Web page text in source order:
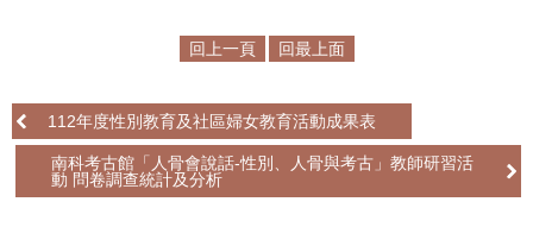
習
探
回上一頁 回最上面
112年度性別教育及社區婦女教育活動成果表
南科考古館「人骨會說話-性別、人骨與考古」教師研習活
動 問卷調查統計及分析